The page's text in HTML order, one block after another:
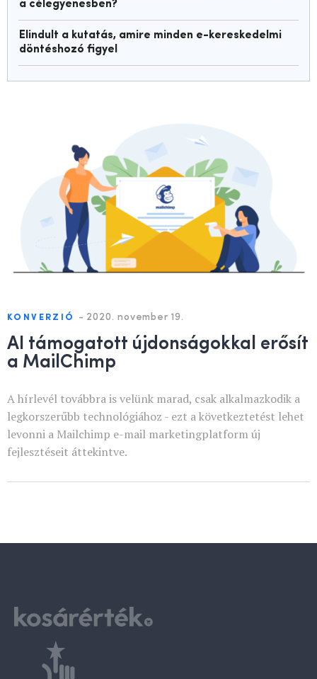
a célegyenesben?
Elindult a kutatás, amire minden e-kereskedelmi
döntéshozó figyel
KONVERZIÓ - 2020. november 19.
AI támogatott újdonságokkal erősít
a MailChimp
A hírlevél továbbra is velünk marad, csak alkalmazkodik a
legkorszerűbb technológiához - ezt a következtetést lehet
levonni a Mailchimp e-mail marketingplatform új
fejlesztéseit áttekintve.